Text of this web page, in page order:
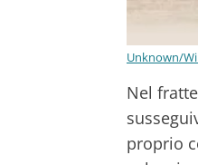
Unknown/
Nel
proprio